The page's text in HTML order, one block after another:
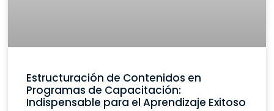
Estructuración de Contenidos en
Programas de Capacitación:
Indispensable para el Aprendizaje Exitoso